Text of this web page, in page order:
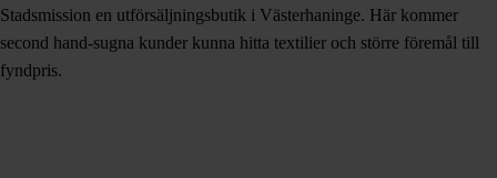
Stadsmission en utförsäljningsbutik i Västerhaninge. Här kommer
second hand-sugna kunder kunna hitta textilier och större föremål till
fyndpris.